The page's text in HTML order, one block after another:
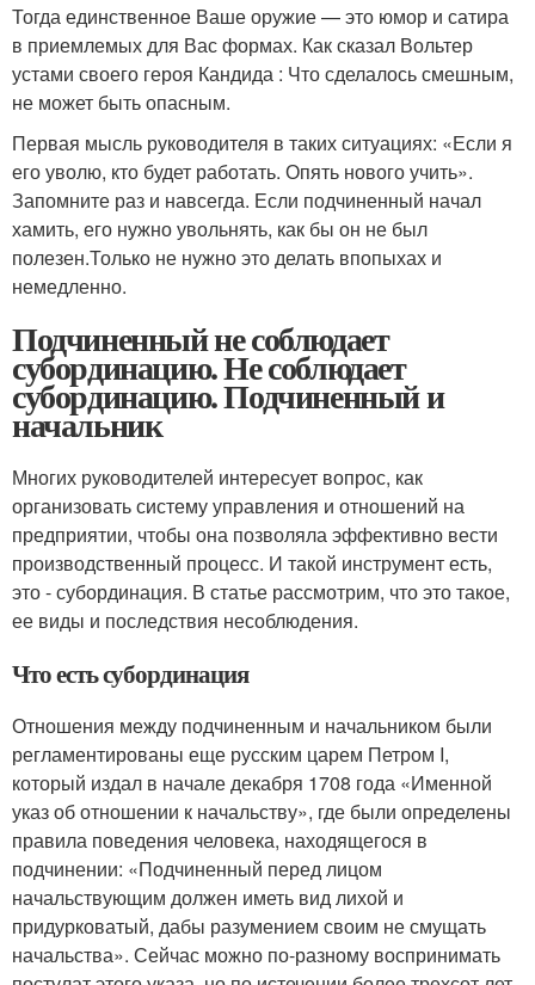
Тогда единственное Ваше оружие — это юмор и сатира
в приемлемых для Вас формах. Как сказал Вольтер
устами своего героя Кандида : Что сделалось смешным,
не может быть опасным.
Первая мысль руководителя в таких ситуациях: «Если я
его уволю, кто будет работать. Опять нового учить».
Запомните раз и навсегда. Если подчиненный начал
хамить, его нужно увольнять, как бы он не был
полезен.Только не нужно это делать впопыхах и
немедленно.
Подчиненный не соблюдает
субординацию. Не соблюдает
субординацию. Подчиненный и
начальник
Многих руководителей интересует вопрос, как
организовать систему управления и отношений на
предприятии, чтобы она позволяла эффективно вести
производственный процесс. И такой инструмент есть,
это - субординация. В статье рассмотрим, что это такое,
ее виды и последствия несоблюдения.
Что есть субординация
Отношения между подчиненным и начальником были
регламентированы еще русским царем Петром I,
который издал в начале декабря 1708 года «Именной
указ об отношении к начальству», где были определены
правила поведения человека, находящегося в
подчинении: «Подчиненный перед лицом
начальствующим должен иметь вид лихой и
придурковатый, дабы разумением своим не смущать
начальства». Сейчас можно по-разному воспринимать